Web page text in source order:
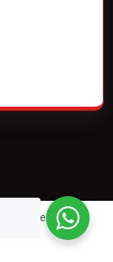
Reserved | Por